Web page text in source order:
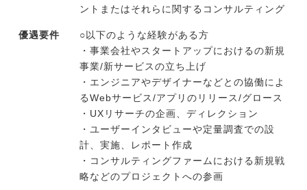
ントまたはそれらに関するコンサルティング
優遇要件
○以下のような経験がある方
・事業会社やスタートアップにおけるの新規
事業/新サービスの立ち上げ
・エンジニアやデザイナーなどとの協働によ
るWebサービス/アプリのリリース/グロース
・UXリサーチの企画、ディレクション
・ユーザーインタビューや定量調査での設
計、実施、レポート作成
・コンサルティングファームにおける新規戦
略などのプロジェクトへの参画